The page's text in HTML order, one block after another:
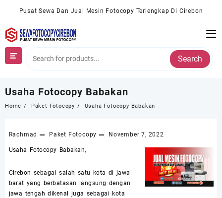
Pusat Sewa Dan Jual Mesin Fotocopy Terlengkap Di Cirebon
Search
Usaha Fotocopy Babakan
Home Paket Fotocopy Usaha Fotocopy Babakan
Rachmad Paket Fotocopy November 7, 2022
Usaha Fotocopy Babakan,
Cirebon sebagai salah satu kota di jawa
barat yang berbatasan langsung dengan
jawa tengah dikenal juga sebagai kota